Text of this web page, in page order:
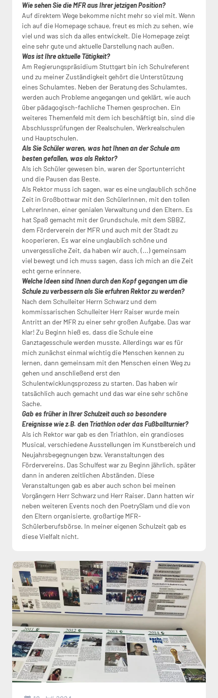
Wie sehen Sie die MFR aus Ihrer jetzigen Position?
Auf direktem Wege bekomme nicht mehr so viel mit. Wenn
ich auf die Homepage schaue, freut es mich zu sehen, wie
viel und was sich da alles entwickelt. Die Homepage zeigt
eine sehr gute und aktuelle Darstellung nach außen.
Was ist Ihre aktuelle Tätigkeit?
Am Regierungspräsidium Stuttgart bin ich Schulreferent
und zu meiner Zuständigkeit gehört die Unterstützung
eines Schulamtes. Neben der Beratung des Schulamtes,
werden auch Probleme angegangen und geklärt, wie auch
über pädagogisch-fachliche Themen gesprochen. Ein
weiteres Themenfeld mit dem ich beschäftigt bin, sind die
Abschlussprüfungen der Realschulen, Werkrealschulen
und Hauptschulen.
Als Sie Schüler waren, was hat Ihnen an der Schule am
besten gefallen, was als Rektor?
Als ich Schüler gewesen bin, waren der Sportunterricht
und die Pausen das Beste.
Als Rektor muss ich sagen, war es eine unglaublich schöne
Zeit in Großbottwar mit den SchülerInnen, mit den tollen
LehrerInnen, einer genialen Verwaltung und den Eltern. Es
hat Spaß gemacht mit der Grundschule, mit dem SBBZ,
dem Förderverein der MFR und auch mit der Stadt zu
kooperieren, Es war eine unglaublich schöne und
unvergessliche Zeit, da haben wir auch, (...) gemeinsam
viel bewegt und ich muss sagen, dass ich mich an die Zeit
echt gerne erinnere.
Welche Ideen sind Ihnen durch den Kopf gegangen um die
Schule zu verbessern als Sie erfuhren Rektor zu werden?
Nach dem Schulleiter Herrn Schwarz und dem
kommissarischen Schulleiter Herr Raiser wurde mein
Antritt an der MFR zu einer sehr großen Aufgabe. Das war
klar! Zu Beginn hieß es, dass die Schule eine
Ganztagesschule werden musste. Allerdings war es für
mich zunächst einmal wichtig die Menschen kennen zu
lernen, dann gemeinsam mit den Menschen einen Weg zu
gehen und anschließend erst den
Schulentwicklungsprozess zu starten. Das haben wir
tatsächlich auch gemacht und das war eine sehr schöne
Sache.
Gab es früher in Ihrer Schulzeit auch so besondere
Ereignisse wie z.B. den Triathlon oder das Fußballturnier?
Als ich Rektor war gab es den Triathlon, ein grandioses
Musical, verschiedene Ausstellungen im Kunstbereich und
Neujahrsbegegnungen bzw. Veranstaltungen des
Fördervereins. Das Schulfest war zu Beginn jährlich, später
dann in anderen zeitlichen Abständen. Diese
Veranstaltungen gab es aber auch schon bei meinen
Vorgängern Herr Schwarz und Herr Raiser. Dann hatten wir
neben weiteren Events noch den PoetrySlam und die von
den Eltern organisierte, großartige MFR-
Schülerberufsbörse. In meiner eigenen Schulzeit gab es
diese Vielfalt nicht.